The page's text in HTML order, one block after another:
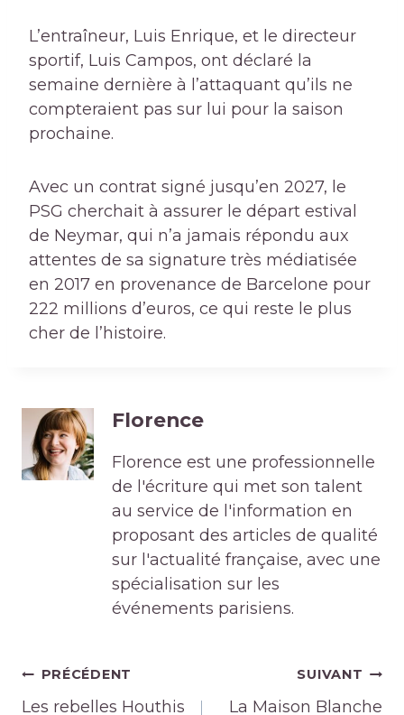
L’entraîneur, Luis Enrique, et le directeur
sportif, Luis Campos, ont déclaré la
semaine dernière à l’attaquant qu’ils ne
compteraient pas sur lui pour la saison
prochaine.
Avec un contrat signé jusqu’en 2027, le
PSG cherchait à assurer le départ estival
de Neymar, qui n’a jamais répondu aux
attentes de sa signature très médiatisée
en 2017 en provenance de Barcelone pour
222 millions d’euros, ce qui reste le plus
cher de l’histoire.
Florence
Florence est une professionnelle
de l'écriture qui met son talent
au service de l'information en
proposant des articles de qualité
sur l'actualité française, avec une
spécialisation sur les
événements parisiens.
Navigation
de
PRÉCÉDENT
Les rebelles Houthis
SUIVANT
La Maison Blanche